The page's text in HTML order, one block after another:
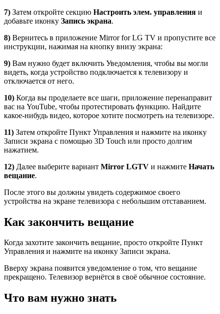
7) Затем откройте секцию Настроить элем. управления и
добавьте иконку Запись экрана.
8) Вернитесь в приложение Mirror for LG TV и пропустите все
инструкции, нажимая на кнопку внизу экрана:
9) Вам нужно будет включить Уведомления, чтобы вы могли
видеть, когда устройство подключается к телевизору и
отключается от него.
10) Когда вы проделаете все шаги, приложение перенаправит
вас на YouTube, чтобы протестировать функцию. Найдите
какое-нибудь видео, которое хотите посмотреть на телевизоре.
11) Затем откройте Пункт Управления и нажмите на иконку
Записи экрана с помощью 3D Touch или просто долгим
нажатием.
12) Далее выберите вариант Mirror LGTV и нажмите Начать
вещание.
После этого вы должны увидеть содержимое своего
устройства на экране телевизора с небольшим отставанием.
Как закончить вещание
Когда захотите закончить вещание, просто откройте Пункт
Управления и нажмите на иконку Записи экрана.
Вверху экрана появится уведомление о том, что вещание
прекращено. Телевизор вернётся в своё обычное состояние.
Что вам нужно знать